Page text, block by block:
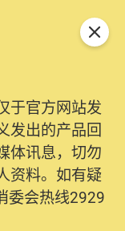
于官方网站发
发出的产品回
体讯息，切勿
资料。如有疑
委会热线2929
关闭